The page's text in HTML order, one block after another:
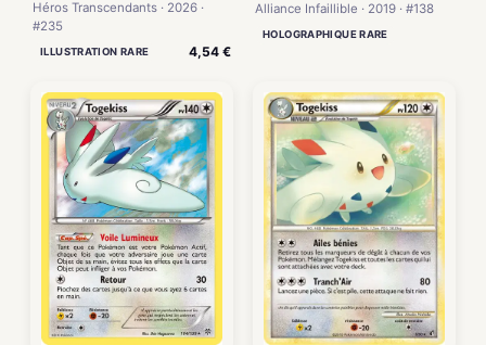
Héros Transcendants · 2026 ·
#235
ILLUSTRATION RARE 4,54 €
Alliance Infaillible · 2019 · #138
HOLOGRAPHIQUE RARE